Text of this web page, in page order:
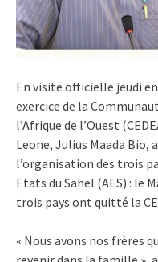
En visite officielle jeudi
exercice de la
l’Afrique de l’Ouest
Leone, Julius Maada Bio,
l’organisation des trois
Etats du Sahel (AES) : le
trois pays ont quitté la
« Nous avons nos frères